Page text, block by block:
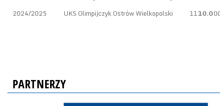
2024/2025
UKS Olimpijczyk Ostrów Wielkopolski 1110.0
PARTNERZY